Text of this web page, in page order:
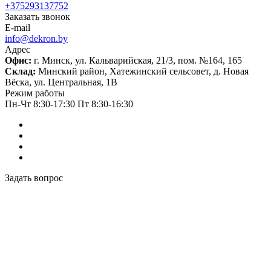
+375293137752
Заказать звонок
E-mail
info@dekron.by
Адрес
Офис: г. Минск, ул. Кальварийская, 21/3, пом. №164, 165
Склад: Минский район, Хатежинский сельсовет, д. Новая
Вёска, ул. Центральная, 1В
Режим работы
Пн-Чт 8:30-17:30 Пт 8:30-16:30
Задать вопрос